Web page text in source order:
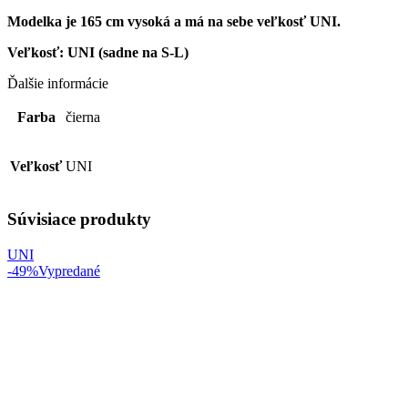
Modelka je 165 cm vysoká a má na sebe veľkosť UNI.
Veľkosť: UNI (sadne na S-L)
Ďalšie informácie
Farba čierna
Veľkosť UNI
Súvisiace produkty
UNI
-49%Vypredané